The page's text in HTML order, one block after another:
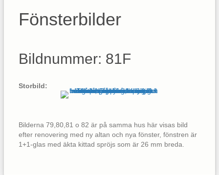
Fönsterbilder
Bildnummer: 81F
Storbild:
Bilderna 79,80,81 o 82 är på samma hus här visas bild
efter renovering med ny altan och nya fönster, fönstren är
1+1-glas med äkta kittad spröjs som är 26 mm breda.